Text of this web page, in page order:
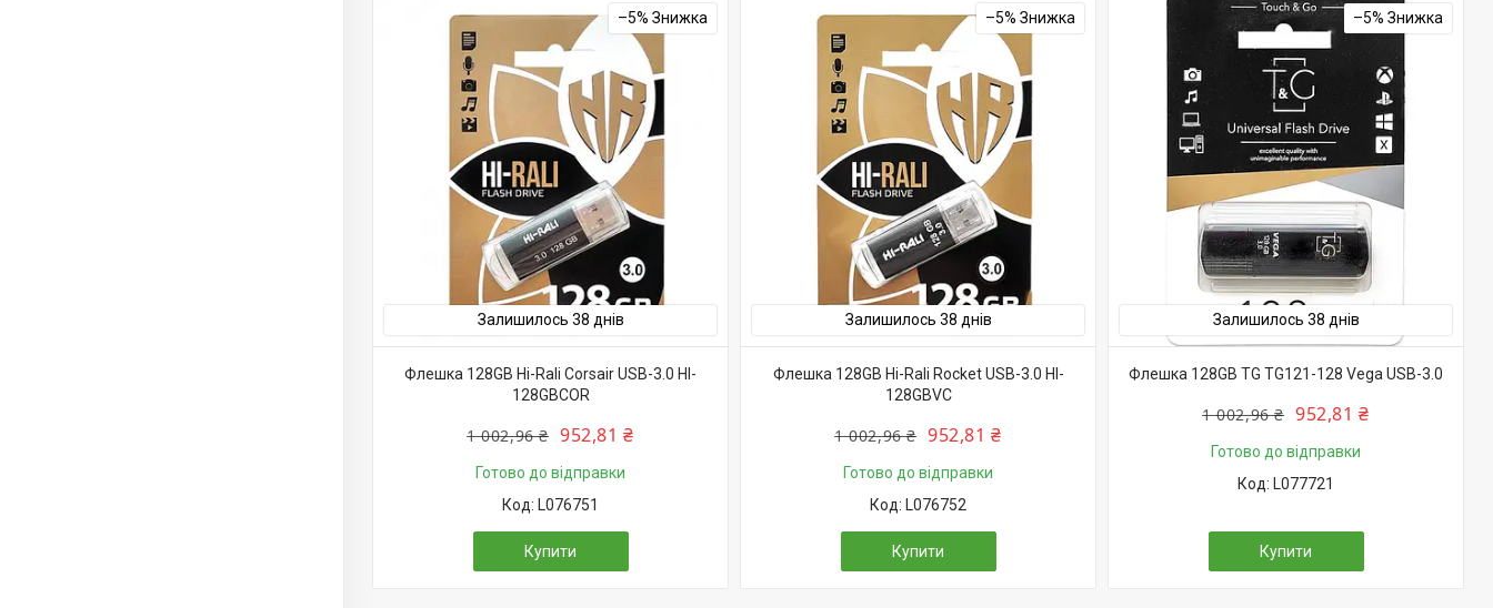
–5%
Залишилось 38 днів
Флешка 128GB Hi-Rali Corsair USB-3.0 HI-
128GBCOR
1 002,96 ₴ 952,81 ₴
Готово до відправки
L076751
Купити
–5%
Залишилось 38 днів
Флешка 128GB Hi-Rali Rocket USB-3.0 HI-
128GBVC
1 002,96 ₴ 952,81 ₴
Готово до відправки
L076752
Купити
–5%
Залишилось 38 днів
Флешка 128GB TG TG121-128 Vega USB-3.0
1 002,96 ₴ 952,81 ₴
Готово до відправки
L077721
Купити